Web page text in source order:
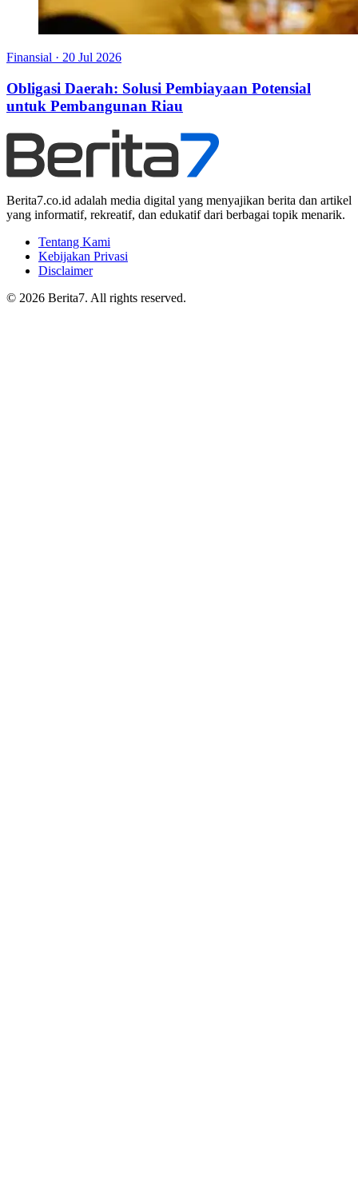
Finansial · 20 Jul 2026
Obligasi Daerah: Solusi Pembiayaan Potensial
untuk Pembangunan Riau
Berita7.co.id adalah media digital yang menyajikan berita dan artikel
yang informatif, rekreatif, dan edukatif dari berbagai topik menarik.
Tentang Kami
Kebijakan Privasi
Disclaimer
© 2026 Berita7. All rights reserved.